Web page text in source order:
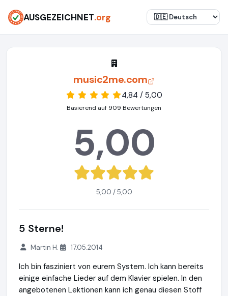
AUSGEZEICHNET.org
music2me.com
4,84 / 5,00
Basierend auf 909 Bewertungen
5,00
5,00 / 5,00
5 Sterne!
Martin H. 17.05.2014
Ich bin fasziniert von eurem System. Ich kann bereits
einige einfache Lieder auf dem Klavier spielen. In den
angebotenen Lektionen kann ich genau diesen Stoff